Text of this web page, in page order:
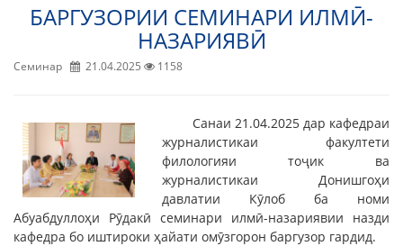
БАРГУЗОРИИ СЕМИНАРИ ИЛМӢ-
НАЗАРИЯВӢ
Семинар 21.04.2025 1158
Санаи 21.04.2025 дар кафедраи
журналистикаи факултети
филологияи тоҷик ва
журналистикаи Донишгоҳи
давлатии Кӯлоб ба номи
Абуабдуллоҳи Рӯдакӣ семинари илмӣ-назариявии назди
кафедра бо иштироки ҳайати омӯзгорон баргузор гардид.